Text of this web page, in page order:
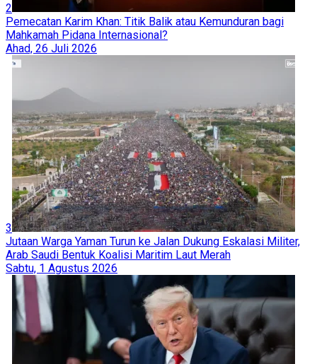
2
Pemecatan Karim Khan: Titik Balik atau Kemunduran bagi
Mahkamah Pidana Internasional?
Ahad, 26 Juli 2026
3
Jutaan Warga Yaman Turun ke Jalan Dukung Eskalasi Militer,
Arab Saudi Bentuk Koalisi Maritim Laut Merah
Sabtu, 1 Agustus 2026